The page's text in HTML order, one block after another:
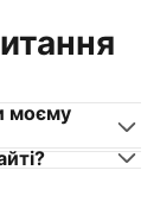
моєму